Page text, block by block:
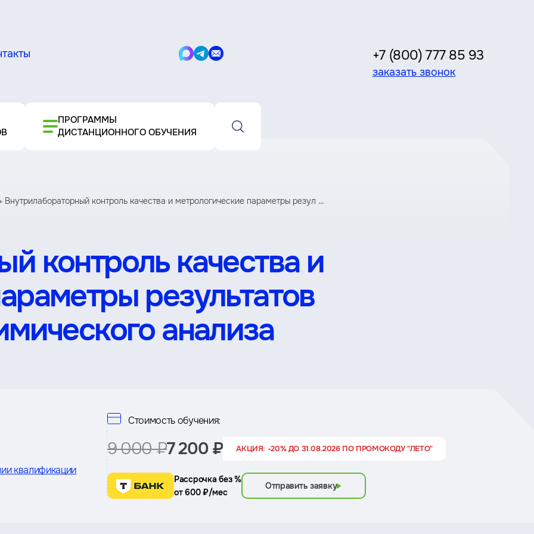
Написать
Написать
Написать
+7 (800) 777 85 93
заказать звонок
ПРОГРАММЫ
ДИСТАНЦИОННОГО ОБУЧЕНИЯ
Внутрилабораторный контроль качества и метрологические параметры резул ...
контроль качества и
результатов
анализа
квалификации
Стоимость обучения:
9 000 ₽7 200 ₽ АКЦИЯ: -20% ДО 31.08.2026 ПО ПРОМОКОДУ "ЛЕТО"
Рассрочка без %
от 600 ₽/мес
Отправить заявку